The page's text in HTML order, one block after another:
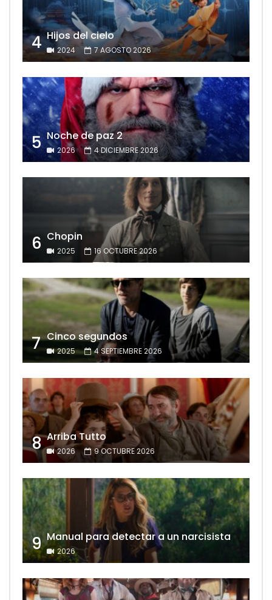
4 Hijos del cielo
2024 7 AGOSTO 2026
5 Noche de paz 2
2026 4 DICIEMBRE 2026
6 Chopin
2025 16 OCTUBRE 2026
7 Cinco segundos
2025 4 SEPTIEMBRE 2026
8 Arriba Tutto
2026 9 OCTUBRE 2026
9 Manual para detectar a un narcisista
2026